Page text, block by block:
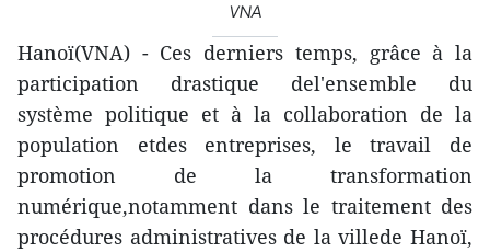
VNA
Hanoï(VNA) - Ces derniers temps, grâce à la
participation drastique del'ensemble du
système politique et à la collaboration de la
population etdes entreprises, le travail de
promotion de la transformation
numérique,notamment dans le traitement des
procédures administratives de la villede Hanoï,